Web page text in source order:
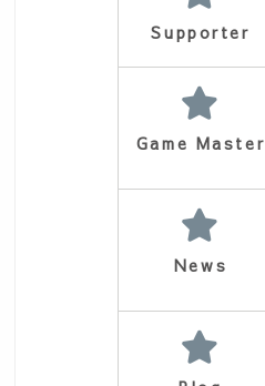
Supporter
Game Master
News